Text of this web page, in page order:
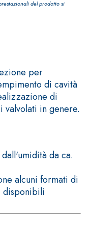
per
di cavità
di
valvolati in genere.
da ca.
alcuni formati di
disponibili
del prodotto si
FASSAFLOOR –
FONDI DI POSA
FASSAFLOOR LA
8.30
Lisciatura
autolivellante a
base di anidrite